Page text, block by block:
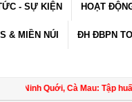
- SỰ KIỆN HOẠT
& MIỀN NÚI ĐH ĐBPN
Ninh Quới, Cà Mau: Tập huấn